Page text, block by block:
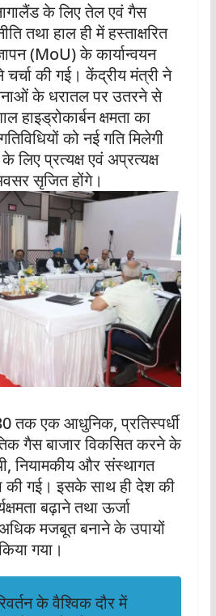
के लिए तेल एवं गैस
तथा हाल ही में हस्ताक्षरित
(MoU) के कार्यान्वयन
चर्चा की गई। केंद्रीय मंत्री ने
के धरातल पर उतरने से
हाइड्रोकार्बन क्षमता का
को नई गति मिलेगी
प्रत्यक्ष एवं अप्रत्यक्ष
सृजित होंगे।
तक एक आधुनिक, प्रतिस्पर्धी
गैस बाजार विकसित करने के
नियामकीय और संस्थागत
की गई। इसके साथ ही देश की
बढ़ाने तथा ऊर्जा
मजबूत बनाने के उपायों
गया।
के वैश्विक दौर में